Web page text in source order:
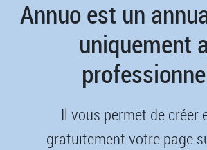
Annuo est un
uniquement
Il vous permet de créer
gratuitement votre page